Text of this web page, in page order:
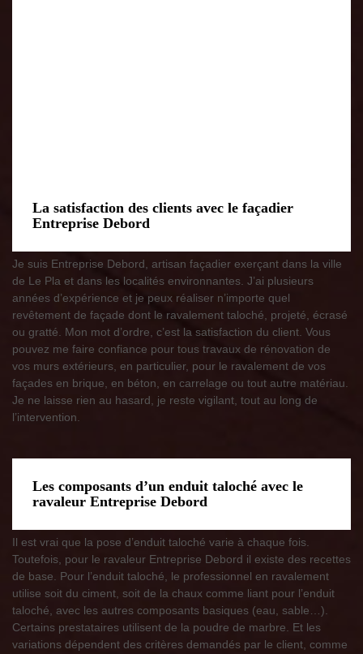
La satisfaction des clients avec le façadier
Entreprise Debord
Je suis Entreprise Debord, artisan façadier exerçant dans la ville
de Le Pla et dans les localités environnantes. J’ai plusieurs
années d’expérience et je peux réaliser n’importe quel
revêtement de façade dont le ravalement taloché, projeté, écrasé
ou gratté. Mon mot d’ordre, c’est la satisfaction du client. Vous
pouvez me faire confiance pour tous travaux de rénovation de
vos murs extérieurs, en particulier, pour le ravalement de vos
façades en brique, en béton, en carrelage ou tout autre matériau.
Je ne laisse rien au hasard, je reste vigilant, tout au long de
l’intervention.
Les composants d’un enduit taloché avec le
ravaleur Entreprise Debord
Il est vrai que la pose d’enduit taloché varie à chaque fois.
Toutefois, pour le ravaleur Entreprise Debord il existe des recettes
de base. Pour l’enduit taloché, le professionnel en ravalement
utilise soit du ciment, soit de la chaux comme liant pour l’enduit
taloché, avec les autres composants basiques (eau, sable…).
Certains prestataires utilisent de la poudre de marbre. Et les
variations dépendent des critères demandés par le client, comme